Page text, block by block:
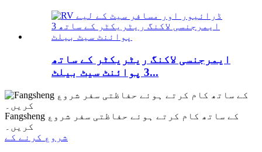
ایمرجنسی لاکنگ ریٹریکٹر کے ساتھ
3 پوائنٹ سیٹ بیلٹ...
Fangsheng کے ساتھ کام کرتے ہوئے حفاظتی سفر شروع
کریں۔
شروع کرنے کے